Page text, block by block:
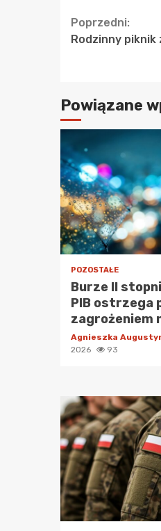
Continue
Poprzedni:
Rodzinny piknik
Powiązane
POZOSTAŁE
Burze II
PIB ostrzega
zagrożeniem
Agnieszka
2026
93